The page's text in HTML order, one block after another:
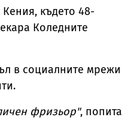
където 48-
Коледните
в социалните мрежи
фризьор", попита